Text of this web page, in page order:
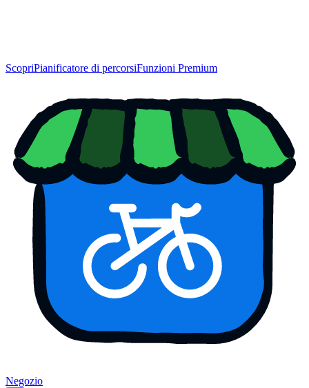
ScopriPianificatore di percorsiFunzioni Premium
Negozio